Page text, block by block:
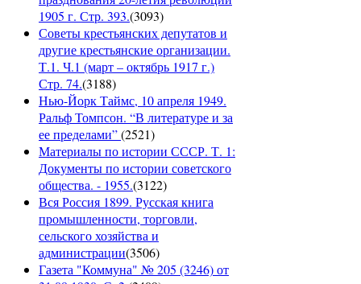
1905 г. Стр. 393.(3093)
Советы крестьянских депутатов и
другие крестьянские организации.
Т.1. Ч.1 (март – октябрь 1917 г.)
Стр. 74.(3188)
Нью-Йорк Таймс, 10 апреля 1949.
Ральф Томпсон. “В литературе и за
ее пределами”(2521)
Материалы по истории СССР. Т. 1:
Документы по истории советского
общества. - 1955.(3122)
Вся Россия 1899. Русская книга
промышленности, торговли,
сельского хозяйства и
администрации(3506)
Газета "Коммуна" № 205 (3246) от